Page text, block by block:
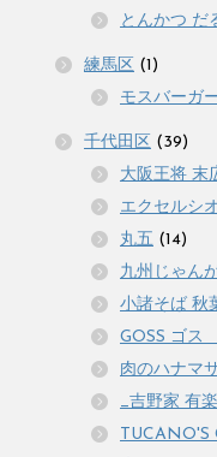
とんかつ だ
練馬区 (1)
モスバーガ
千代田区 (39)
大阪王将 末
エクセルシ
丸五 (14)
九州じゃん
小諸そば 秋
GOSS ゴス
肉のハナマ
_吉野家 有
TUCANO'S